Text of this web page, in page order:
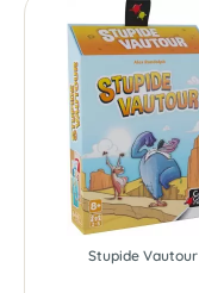
Stupide Vautour